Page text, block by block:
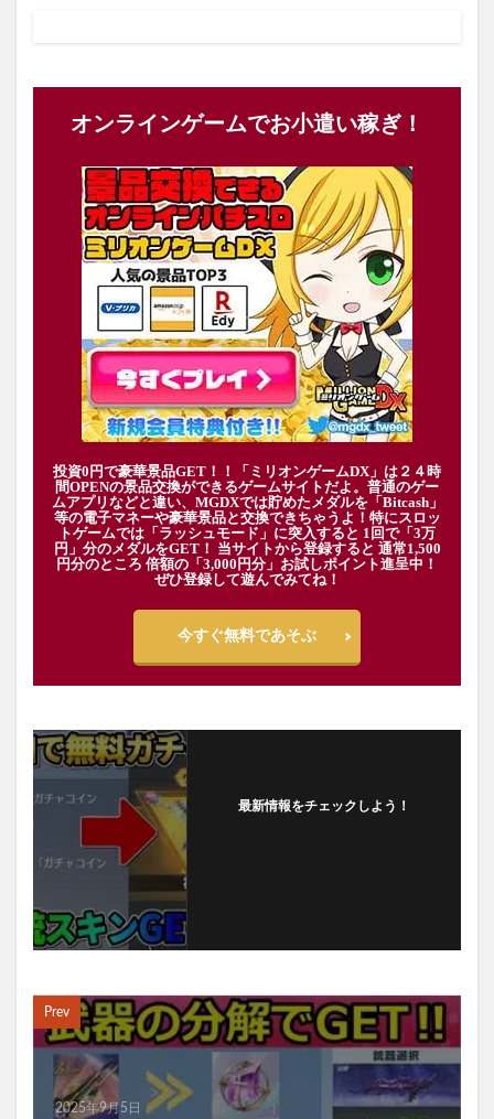
オンラインゲームでお小遣い稼ぎ！
投資0円で豪華景品GET！！「ミリオンゲームDX」は２４時
間OPENの景品交換ができるゲームサイトだよ。普通のゲー
ムアプリなどと違い、MGDXでは貯めたメダルを「Bitcash」
等の電子マネーや豪華景品と交換できちゃうよ！特にスロッ
トゲームでは「ラッシュモード」に突入すると 1回で「3万
円」分のメダルをGET！ 当サイトから登録すると 通常1,500
円分のところ 倍額の「3,000円分」お試しポイント進呈中！
ぜひ登録して遊んでみてね！
今すぐ無料であそぶ
最新情報をチェックしよう！
Prev
2025年9月5日